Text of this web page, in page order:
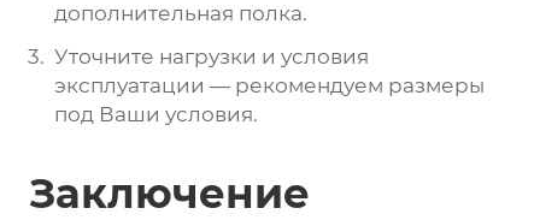
дополнительная полка.
Уточните нагрузки и условия
эксплуатации — рекомендуем размеры
под Ваши условия.
Заключение